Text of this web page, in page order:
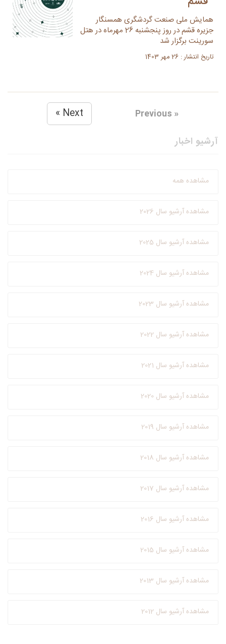
همایش ملی صنعت گردشگری همسنگار
جزیره قشم در روز پنجشنبه 26 مهرماه در هتل
سورینت برگزار شد
تاریخ انتشار : 26 مهر 1403
« Previous
Next »
آرشیو اخبار
مشاهده همه
مشاهده آرشیو سال 2026
مشاهده آرشیو سال 2025
مشاهده آرشیو سال 2024
مشاهده آرشیو سال 2023
مشاهده آرشیو سال 2022
مشاهده آرشیو سال 2021
مشاهده آرشیو سال 2020
مشاهده آرشیو سال 2019
مشاهده آرشیو سال 2018
مشاهده آرشیو سال 2017
مشاهده آرشیو سال 2016
مشاهده آرشیو سال 2015
مشاهده آرشیو سال 2013
مشاهده آرشیو سال 2012